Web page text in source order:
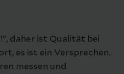
daher ist Qualität bei
es ist ein Versprechen.
messen und